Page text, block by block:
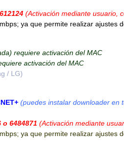
(Activación mediante usuario,
ya que permite realizar ajustes
requiere activación del MAC
activación del MAC
/ LG)
(puedes instalar downloader en
o 6484871 (Activación mediante
ya que permite realizar ajustes